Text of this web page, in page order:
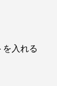
入れる